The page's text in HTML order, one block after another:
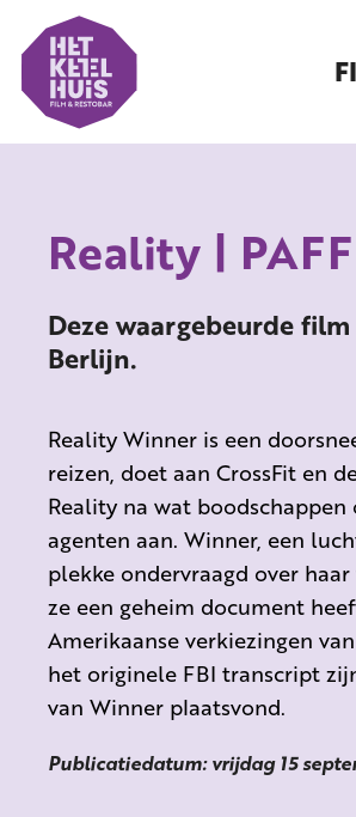
Reality | PAFF
Deze waargebeurde
Berlijn.
Reality Winner is een
reizen, doet aan CrossFit en
Reality na wat
agenten aan. Winner, een
plekke ondervraagd over
ze een geheim document
Amerikaanse verkiezingen
het originele FBI transcript
van Winner plaatsvond.
Publicatiedatum: vrijdag 15